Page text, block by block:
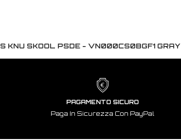
KNU SKOOL PSDE - VN000CS0BGF1 GRAY
PAGAMENTO SICURO
Paga In Sicurezza Con PayPal